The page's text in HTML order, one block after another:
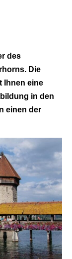
des
Die
Ihnen eine
in den
einen der